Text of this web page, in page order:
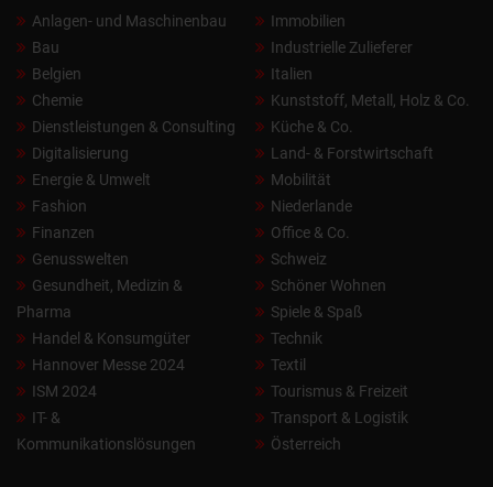
Anlagen- und Maschinenbau
Bau
Belgien
Chemie
Dienstleistungen & Consulting
Digitalisierung
Energie & Umwelt
Fashion
Finanzen
Genusswelten
Gesundheit, Medizin &
Pharma
Handel & Konsumgüter
Hannover Messe 2024
ISM 2024
IT- &
Kommunikationslösungen
Immobilien
Industrielle Zulieferer
Italien
Kunststoff, Metall, Holz & Co.
Küche & Co.
Land- & Forstwirtschaft
Mobilität
Niederlande
Office & Co.
Schweiz
Schöner Wohnen
Spiele & Spaß
Technik
Textil
Tourismus & Freizeit
Transport & Logistik
Österreich